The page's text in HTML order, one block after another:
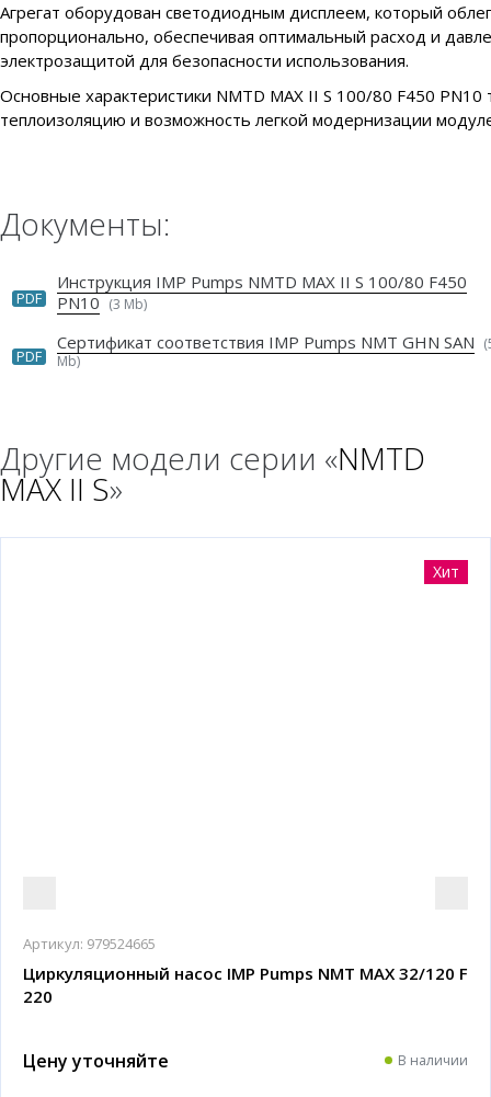
Агрегат оборудован светодиодным дисплеем, который
пропорционально, обеспечивая оптимальный расход и
электрозащитой для безопасности использования.
Основные характеристики NMTD MAX II S 100/80 F450
теплоизоляцию и возможность легкой модернизации
Документы:
PDF
Инструкция IMP Pumps NMTD MAX II S 100/80 F450
PN10 (3 Mb)
PDF
Сертификат соответствия IMP Pumps NMT GHN SAN
Mb)
Другие модели серии «NMTD
MAX II S»
Хит
Артикул: 979524665
Циркуляционный насос IMP Pumps NMT MAX 32/120 F
220
Цену уточняйте В наличии